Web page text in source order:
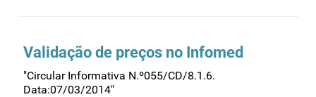
Validação de preços no Infomed
"Circular Informativa N.º055/CD/8.1.6.
Data:07/03/2014"